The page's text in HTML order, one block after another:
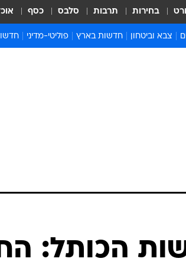
בחירות תרבות סלבס כסף
צבא וביטחון חדשות בארץ פוליטי-מדיני
הכותל: